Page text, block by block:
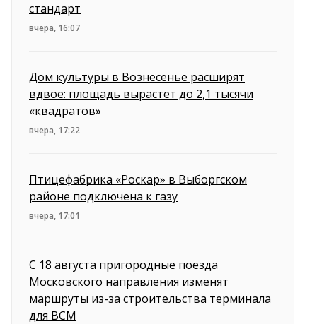
стандарт
вчера, 16:07
Дом культуры в Вознесенье расширят
вдвое: площадь вырастет до 2,1 тысячи
«квадратов»
вчера, 17:22
Птицефабрика «Роскар» в Выборгском
районе подключена к газу
вчера, 17:01
С 18 августа пригородные поезда
Московского направления изменят
маршруты из-за строительства терминала
для ВСМ